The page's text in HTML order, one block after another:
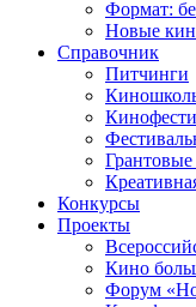
Формат:
Новые
Справочник
Питчинги
Конкурсы
Проекты
Кино
Форум